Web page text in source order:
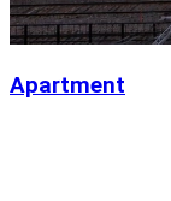
Apartment